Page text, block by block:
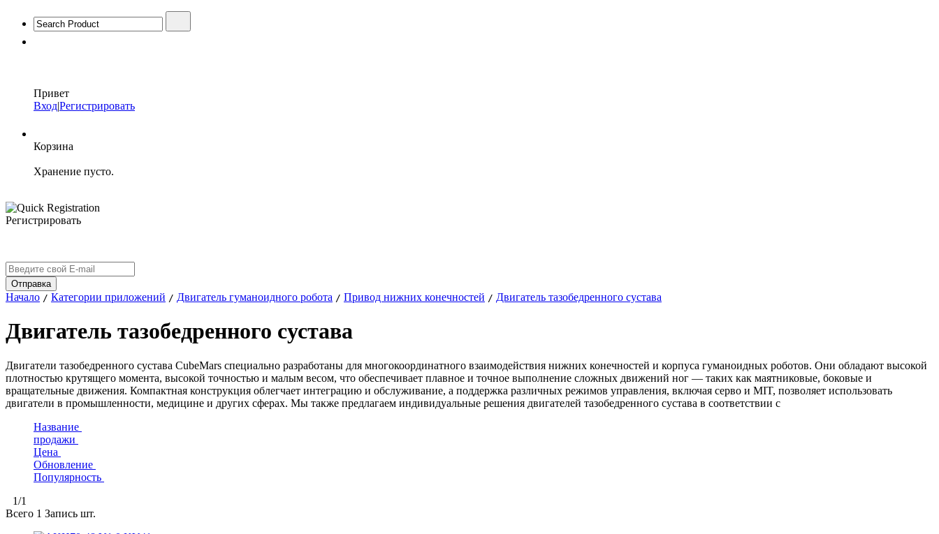
Привет
Вход|Регистрировать
Корзина
Хранение пусто.
Регистрировать
Начало / Категории приложений / Двигатель гуманоидного робота / Привод нижних конечностей / Двигатель тазобедренного сустава
Двигатель тазобедренного сустава
Двигатели тазобедренного сустава CubeMars специально разработаны для многокоординатного взаимодействия нижних конечностей и корпуса гуманоидных роботов. Они обладают высокой
плотностью крутящего момента, высокой точностью и малым весом, что обеспечивает плавное и точное выполнение сложных движений ног — таких как маятниковые, боковые и
вращательные движения. Компактная конструкция облегчает интеграцию и обслуживание, а поддержка различных режимов управления, включая серво и MIT, позволяет использовать
двигатели в промышленности, медицине и других сферах. Мы также предлагаем индивидуальные решения двигателей тазобедренного сустава в соответствии с
Название
продажи
Цена
Обновление
Популярность
1/1
Всего 1 Запись шт.